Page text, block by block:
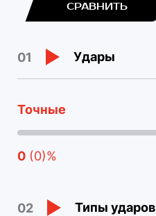
СРАВНИТЬ
01 Удары
Точные
0 (0)%
02 Типы ударов